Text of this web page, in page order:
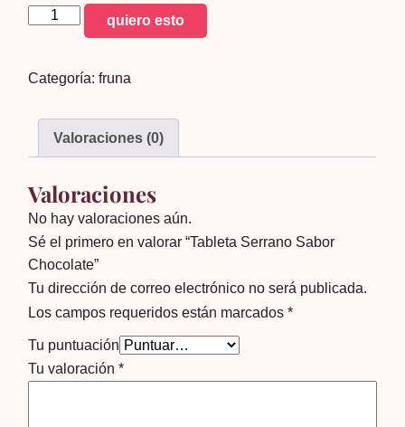
Tableta
Chocolate
quiero esto
Categoría:fruna
Valoraciones (0)
Valoraciones
No hay valoraciones aún.
Sé el primero en valorar “Tableta Serrano Sabor
Chocolate”
Tu dirección de correo electrónico no será publicada.
Los campos requeridos están marcados*
Tu puntuación
Tu valoración*